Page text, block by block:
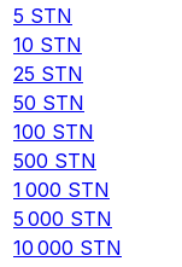
5 STN
10 STN
25 STN
50 STN
100 STN
500 STN
1 000 STN
5 000 STN
10 000 STN